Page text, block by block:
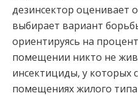
дезинсектор оценивает
выбирает вариант
ориентируясь на
помещении никто не
инсектициды, у которых
помещениях жилого